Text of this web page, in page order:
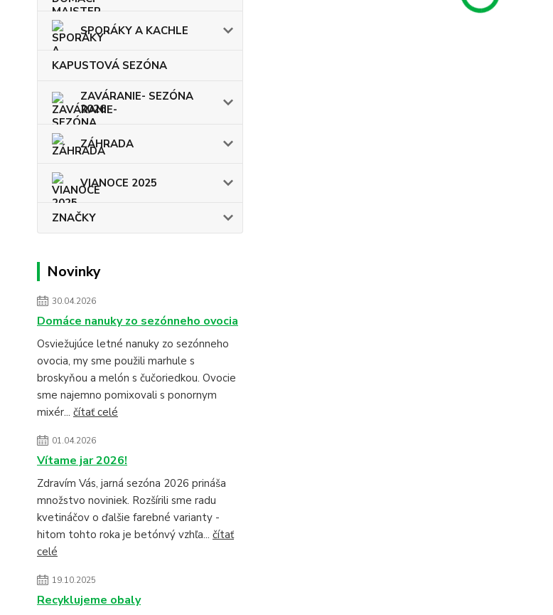
SPORÁKY A KACHLE
KAPUSTOVÁ SEZÓNA
ZAVÁRANIE- SEZÓNA
2026
ZÁHRADA
VIANOCE 2025
ZNAČKY
Novinky
30.04.2026
Domáce nanuky zo sezónneho ovocia
Osviežujúce letné nanuky zo sezónneho
ovocia, my sme použili marhule s
broskyňou a melón s čučoriedkou. Ovocie
sme najemno pomixovali s ponornym
mixér... čítať celé
01.04.2026
Vítame jar 2026!
Zdravím Vás, jarná sezóna 2026 prináša
množstvo noviniek. Rozšírili sme radu
kvetináčov o ďalšie farebné varianty -
hitom tohto roka je betónvý vzhľa... čítať
celé
19.10.2025
Recyklujeme obaly